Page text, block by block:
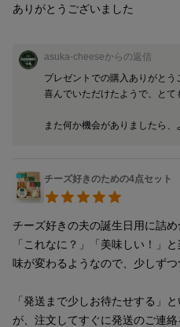
ありがとうございました
asuka-cheeseからの返信
プレゼントでの購入ありがとう
喜んでいただけたようで、とて
また何か機会がありましたら、
チーズ好きのための4点セット
チーズ好きの夫の誕生日用に詰め
「これなに？」「美味しい！」
味が変わるようなので、少しずつ
「発送まで少しお待たせする」
が、注文してすぐに発送のご連